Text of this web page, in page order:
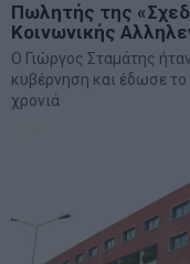
Πωλητής της
Κοινωνικής
Ο Γιώργος Σταμάτης
κυβέρνηση και έδωσε το
χρονιά